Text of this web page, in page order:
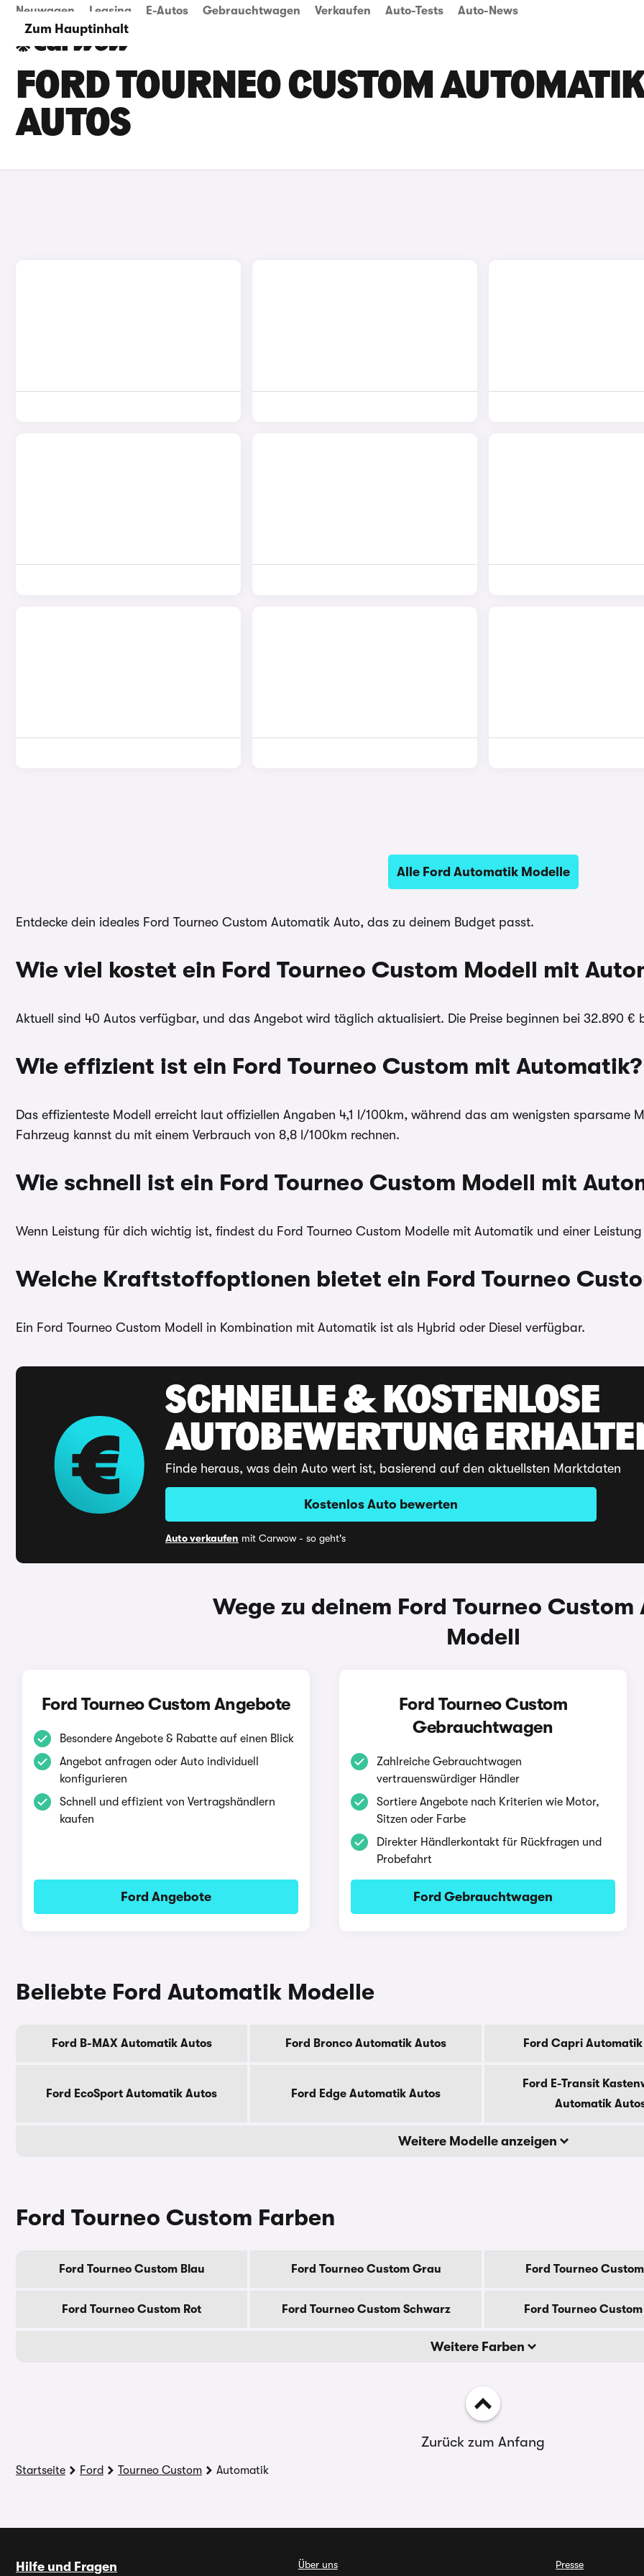
Zum Hauptinhalt
Neuwagen Leasing E-Autos Gebrauchtwagen Verkaufen Auto-Tests Auto-News
FORD TOURNEO CUSTOM
AUTOS
Alle Ford Automatik Modelle
Entdecke dein ideales Ford Tourneo Custom Automatik Auto, das zu deinem Budget passt.
Wie viel kostet ein Ford Tourneo Custom Modell mit
Aktuell sind 40 Autos verfügbar, und das Angebot wird täglich aktualisiert. Die Preise beginnen bei 32.890 €
Wie effizient ist ein Ford Tourneo Custom mit Automatik?
Das effizienteste Modell erreicht laut offiziellen Angaben 4,1 l/100km, während das am wenigsten sparsame
Fahrzeug kannst du mit einem Verbrauch von 8,8 l/100km rechnen.
Wie schnell ist ein Ford Tourneo Custom Modell mit
Wenn Leistung für dich wichtig ist, findest du Ford Tourneo Custom Modelle mit Automatik und einer Leistung
Welche Kraftstoffoptionen bietet ein Ford Tourneo
Ein Ford Tourneo Custom Modell in Kombination mit Automatik ist als Hybrid oder Diesel verfügbar.
SCHNELLE & KOSTENLOSE
AUTOBEWERTUNG
Finde heraus, was dein Auto wert ist, basierend auf den aktuellsten Marktdaten
Kostenlos Auto bewerten
Auto verkaufen mit Carwow - so geht's
Wege zu deinem Ford Tourneo
Modell
Ford Tourneo Custom Angebote
Besondere Angebote & Rabatte auf einen Blick
Angebot anfragen oder Auto individuell
konfigurieren
Schnell und effizient von Vertragshändlern
kaufen
Ford Angebote
Ford Tourneo Custom
Gebrauchtwagen
Zahlreiche Gebrauchtwagen
vertrauenswürdiger Händler
Sortiere Angebote nach Kriterien wie Motor,
Sitzen oder Farbe
Direkter Händlerkontakt für Rückfragen und
Probefahrt
Ford Gebrauchtwagen
Beliebte Ford Automatik Modelle
Ford B-MAX Automatik Autos Ford Bronco Automatik Autos Ford Capri
Ford EcoSport Automatik Autos Ford Edge Automatik Autos
Ford E-Transit
Automatik
Weitere Modelle anzeigen
Ford Tourneo Custom Farben
Ford Tourneo Custom Blau Ford Tourneo Custom Grau Ford Tourneo
Ford Tourneo Custom Rot Ford Tourneo Custom Schwarz Ford Tourneo
Weitere Farben
Zurück zum Anfang
Startseite Ford Tourneo Custom Automatik
Hilfe und Fragen Über uns Presse